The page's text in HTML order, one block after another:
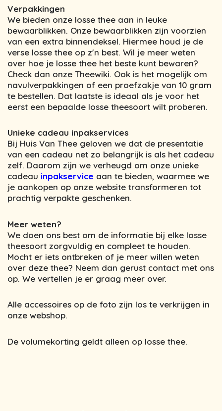
Verpakkingen
We bieden onze losse thee aan in leuke
bewaarblikken. Onze bewaarblikken zijn voorzien
van een extra binnendeksel. Hiermee houd je de
verse losse thee op z'n best. Wil je meer weten
over hoe je losse thee het beste kunt bewaren?
Check dan onze Theewiki. Ook is het mogelijk om
navulverpakkingen of een proefzakje van 10 gram
te bestellen. Dat laatste is ideaal als je voor het
eerst een bepaalde losse theesoort wilt proberen.
Unieke cadeau inpakservices
Bij Huis Van Thee geloven we dat de presentatie
van een cadeau net zo belangrijk is als het cadeau
zelf. Daarom zijn we verheugd om onze unieke
cadeau inpakservice aan te bieden, waarmee we
je aankopen op onze website transformeren tot
prachtig verpakte geschenken.
Meer weten?
We doen ons best om de informatie bij elke losse
theesoort zorgvuldig en compleet te houden.
Mocht er iets ontbreken of je meer willen weten
over deze thee? Neem dan gerust contact met ons
op. We vertellen je er graag meer over.
Alle accessoires op de foto zijn los te verkrijgen in
onze webshop.
De volumekorting geldt alleen op losse thee.